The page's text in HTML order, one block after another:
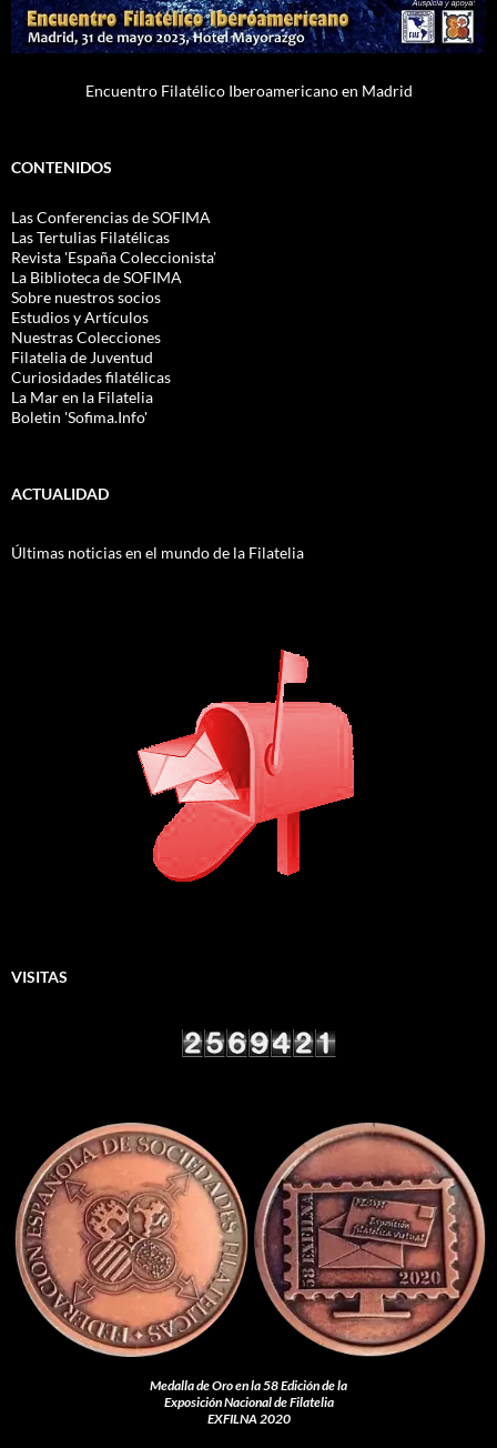
Encuentro Filatélico Iberoamericano en Madrid
CONTENIDOS
Las Conferencias de SOFIMA
Las Tertulias Filatélicas
Revista 'España Coleccionista'
La Biblioteca de SOFIMA
Sobre nuestros socios
Estudios y Artículos
Nuestras Colecciones
Filatelia de Juventud
Curiosidades filatélicas
La Mar en la Filatelia
Boletin 'Sofima.Info'
ACTUALIDAD
Últimas noticias en el mundo de la Filatelia
VISITAS
Medalla de Oro en la 58 Edición de la
Exposición Nacional de Filatelia
EXFILNA 2020